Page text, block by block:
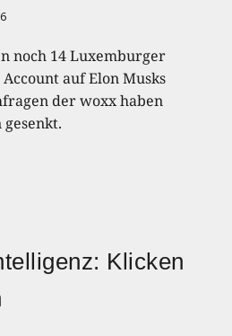
noch 14 Luxemburger
auf Elon Musks
der woxx haben
gesenkt.
Klicken